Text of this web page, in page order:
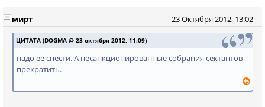
23 Октября 2012, 13:02
мирт
ЦИТАТА (DOGMA @ 23 октября 2012, 11:09)
надо её снести. А несанкционированные собрания сектантов -
прекратить.